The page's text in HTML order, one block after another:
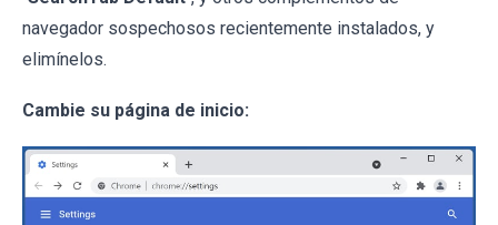
navegador sospechosos recientemente instalados, y
elimínelos.
Cambie su página de inicio: